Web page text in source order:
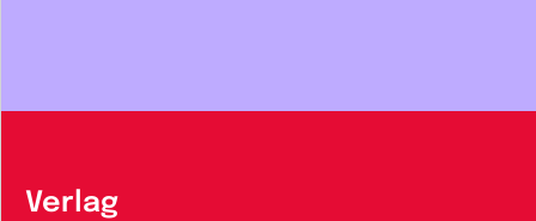
Verlag